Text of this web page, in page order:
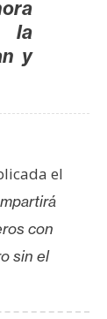
la
y
el
con
sin el